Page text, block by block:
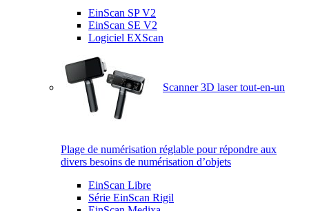
EinScan SP V2
EinScan SE V2
Logiciel EXScan
Scanner 3D laser tout-en-un
Plage de numérisation réglable pour répondre aux
divers besoins de numérisation d’objets
EinScan Libre
Série EinScan Rigil